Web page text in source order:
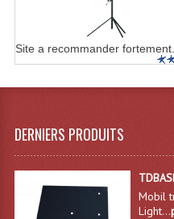
Haut-
Pieces
Site a recommander
DERNIERS PRODUITS
Mobil
Light...